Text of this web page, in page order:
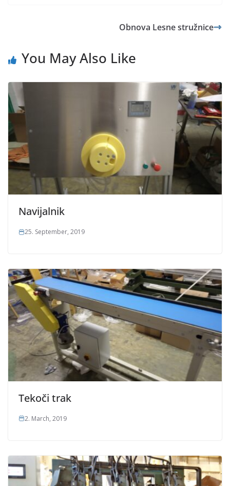
Obnova Lesne stružnice
You May Also Like
Navijalnik
25. September, 2019
Tekoči trak
2. March, 2019